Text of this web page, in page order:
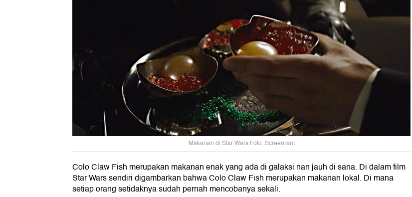
Makanan di Star Wars Foto: Screenrant
Colo Claw Fish merupakan makanan enak yang ada di galaksi nan jauh di sana. Di dalam film
Star Wars sendiri digambarkan bahwa Colo Claw Fish merupakan makanan lokal. Di mana
setiap orang setidaknya sudah pernah mencobanya sekali.